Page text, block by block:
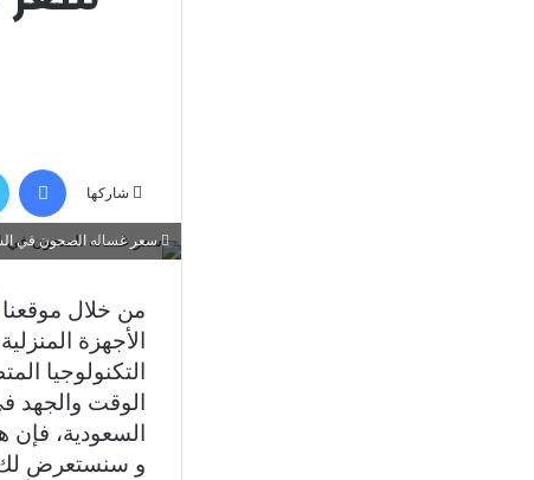
شاركها
سعر غساله الصحون في
من خلال موقعنا
الأجهزة
التكنولوجيا
الوقت والجهد
السعودية، فإن
و سنستعرض لك